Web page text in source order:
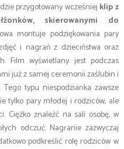
przygotowany wcześniej klip z
skierowanymi do
montuje podziękowania pary
i nagrań z dzieciństwa oraz
Film wyświetlany jest podczas
już z samej ceremonii zaślubin i
typu niespodzianka zawsze
tylko pary młodej i rodziców, ale
Ciężko znaleźć na sali osobę, w
odczuć. Nagranie zazwyczaj
podkreślić rolę rodziców w